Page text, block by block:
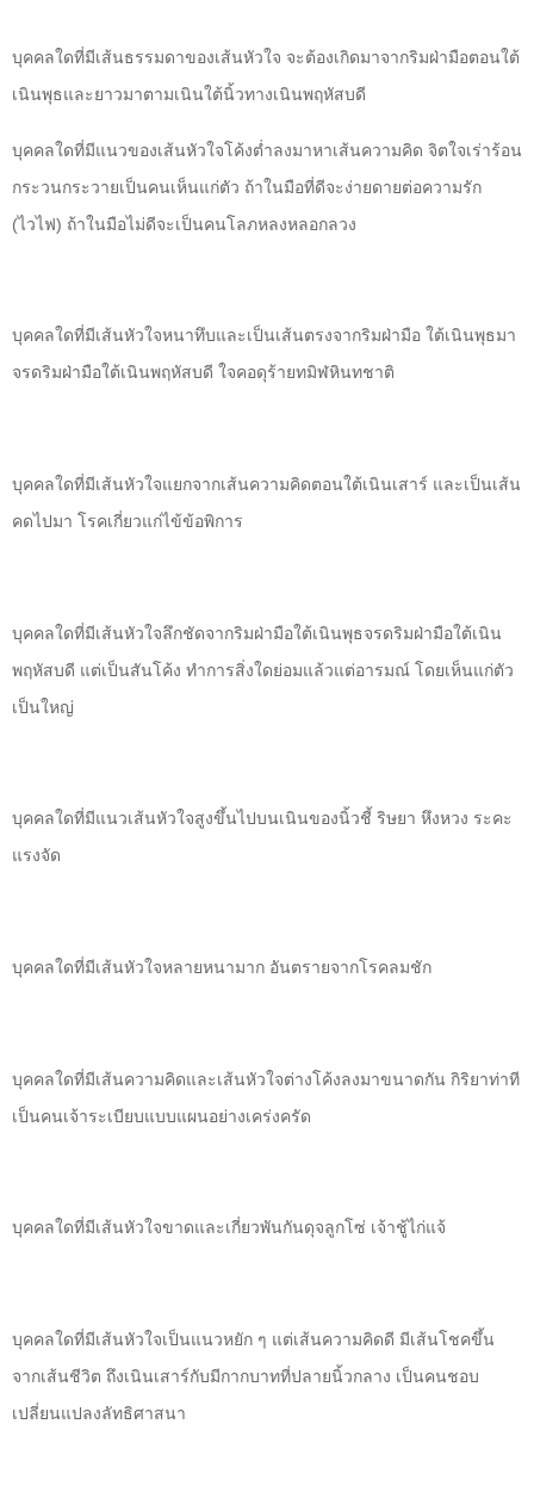
บุคคลใดที่มีเส้นธรรมดาของเส้นหัวใจ จะต้องเกิดมาจากริมฝ่ามือตอนใต้
เนินพุธและยาวมาตามเนินใต้นิ้วทางเนินพฤหัสบดี
บุคคลใดที่มีแนวของเส้นหัวใจโค้งต่ำลงมาหาเส้นความคิด จิตใจเร่าร้อน
กระวนกระวายเป็นคนเห็นแก่ตัว ถ้าในมือที่ดีจะง่ายดายต่อความรัก
(ไวไฟ) ถ้าในมือไม่ดีจะเป็นคนโลภหลงหลอกลวง
บุคคลใดที่มีเส้นหัวใจหนาทึบและเป็นเส้นตรงจากริมฝ่ามือ ใต้เนินพุธมา
จรดริมฝ่ามือใต้เนินพฤหัสบดี ใจคอดุร้ายทมิฬหินทชาติ
บุคคลใดที่มีเส้นหัวใจแยกจากเส้นความคิดตอนใต้เนินเสาร์ และเป็นเส้น
คดไปมา โรคเกี่ยวแก่ไข้ข้อพิการ
บุคคลใดที่มีเส้นหัวใจลึกชัดจากริมฝ่ามือใต้เนินพุธจรดริมฝ่ามือใต้เนิน
พฤหัสบดี แต่เป็นสันโค้ง ทำการสิ่งใดย่อมแล้วแต่อารมณ์ โดยเห็นแก่ตัว
เป็นใหญ่
บุคคลใดที่มีแนวเส้นหัวใจสูงขึ้นไปบนเนินของนิ้วชี้ ริษยา หึงหวง ระคะ
แรงจัด
บุคคลใดที่มีเส้นหัวใจหลายหนามาก อันตรายจากโรคลมชัก
บุคคลใดที่มีเส้นความคิดและเส้นหัวใจต่างโค้งลงมาขนาดกัน กิริยาท่าที
เป็นคนเจ้าระเบียบแบบแผนอย่างเคร่งครัด
บุคคลใดที่มีเส้นหัวใจขาดและเกี่ยวพันกันดุจลูกโซ่ เจ้าชู้ไก่แจ้
บุคคลใดที่มีเส้นหัวใจเป็นแนวหยัก ๆ แต่เส้นความคิดดี มีเส้นโชคขึ้น
จากเส้นชีวิต ถึงเนินเสาร์กับมีกากบาทที่ปลายนิ้วกลาง เป็นคนชอบ
เปลี่ยนแปลงลัทธิศาสนา